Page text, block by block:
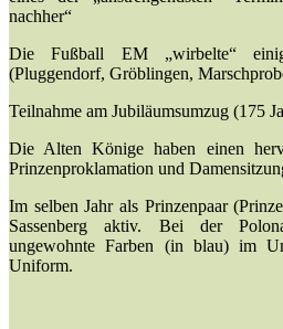
nachher“
Die Fußball EM „wirbelte“
(Pluggendorf, Gröblingen,
Teilnahme am Jubiläumsumzug (175
Die Alten Könige haben einen
Prinzenproklamation und
Im selben Jahr als Prinzenpaar
Sassenberg aktiv. Bei der
ungewohnte Farben (in blau) im
Uniform.